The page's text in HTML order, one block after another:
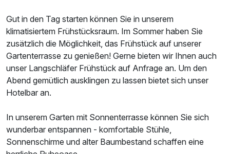
Gut in den Tag starten können Sie in unserem
klimatisiertem Frühstücksraum. Im Sommer haben Sie
zusätzlich die Möglichkeit, das Frühstück auf unserer
Gartenterrasse zu genießen! Gerne bieten wir Ihnen auch
unser Langschläfer Frühstück auf Anfrage an. Um den
Abend gemütlich ausklingen zu lassen bietet sich unser
Hotelbar an.
In unserem Garten mit Sonnenterrasse können Sie sich
wunderbar entspannen - komfortable Stühle,
Sonnenschirme und alter Baumbestand schaffen eine